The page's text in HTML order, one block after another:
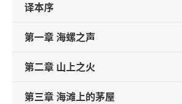
译本序
第一章 海螺之声
第二章 山上之火
第三章 海滩上的茅屋